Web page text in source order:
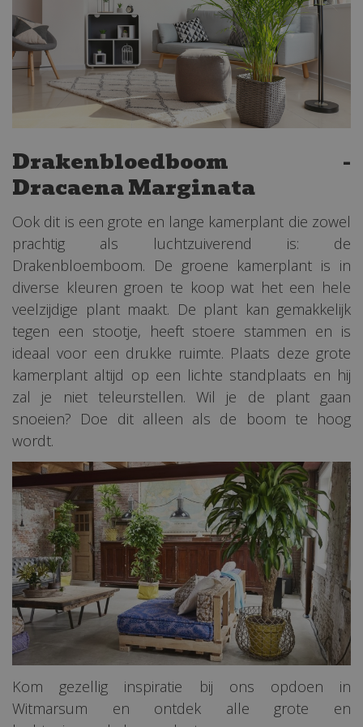
Drakenbloedboom -
Dracaena Marginata
Ook dit is een grote en lange kamerplant die zowel
prachtig als luchtzuiverend is: de
Drakenbloemboom. De groene kamerplant is in
diverse kleuren groen te koop wat het een hele
veelzijdige plant maakt. De plant kan gemakkelijk
tegen een stootje, heeft stoere stammen en is
ideaal voor een drukke ruimte. Plaats deze grote
kamerplant altijd op een lichte standplaats en hij
zal je niet teleurstellen. Wil je de plant gaan
snoeien? Doe dit alleen als de boom te hoog
wordt.
Kom gezellig inspiratie bij ons opdoen in
Witmarsum en ontdek alle grote en